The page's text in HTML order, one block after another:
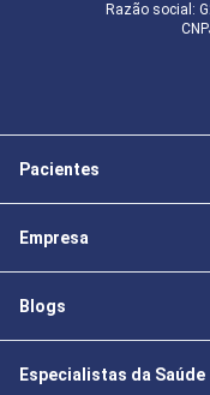
Razão social:
Pacientes
Empresa
Blogs
Especialistas da Saúde